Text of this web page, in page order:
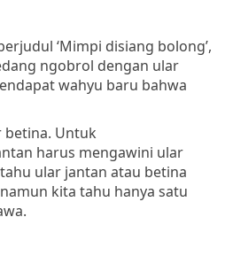
‘Mimpi disiang bolong’,
ngobrol dengan ular
wahyu baru bahwa
betina. Untuk
harus mengawini ular
ular jantan atau betina
kita tahu hanya satu